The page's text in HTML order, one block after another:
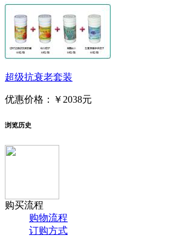
超级抗衰老套装
优惠价格： ￥2038元
浏览历史
购买流程
购物流程
订购方式